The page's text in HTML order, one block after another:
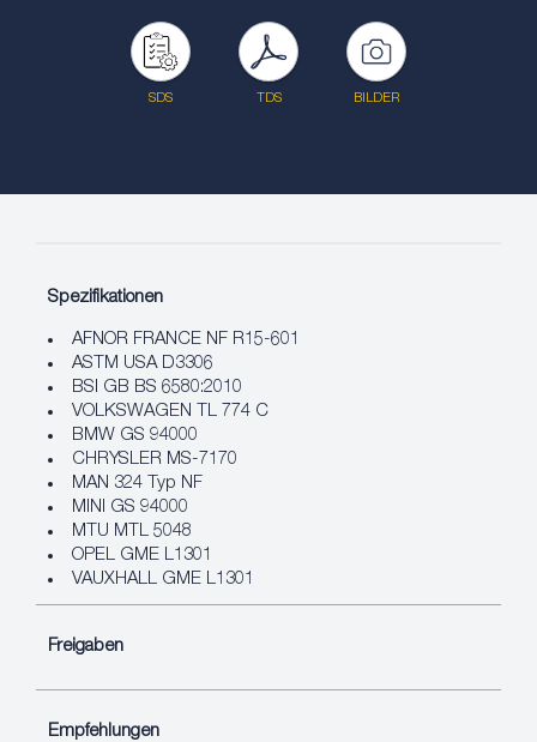
SDS TDS BILDER
Spezifikationen
AFNOR FRANCE NF R15-601
ASTM USA D3306
BSI GB BS 6580:2010
VOLKSWAGEN TL 774 C
BMW GS 94000
CHRYSLER MS-7170
MAN 324 Typ NF
MINI GS 94000
MTU MTL 5048
OPEL GME L1301
VAUXHALL GME L1301
Freigaben
Empfehlungen